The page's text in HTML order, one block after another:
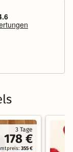
3 Tage
178 €
355 €